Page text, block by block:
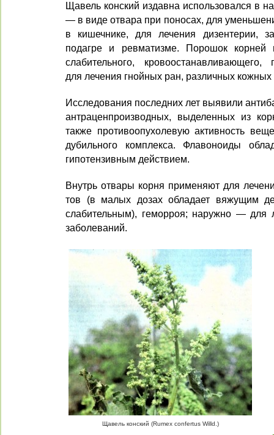
Щавель конский издавна исполь­зовался в
— в виде отвара при поносах, для
в кишечнике, для лечения дизентерии,
подагре и рев­матизме. Порошок корней
слабительного, кровооста­навливающего,
для лечения гнойных ран, различ­ных
Исследования последних лет выя­вили
антраценпроизводных, выделенных из
также противоопухолевую активность
дубильного комплекса. Флавоноиды
гипотензивным дей­ствием.
Внутрь отвары корня применяют для
тов (в малых дозах обладает вяжущим
слабитель­ным), геморроя; наружно — для
заболеваний.
Щавель конский (Rumex confertus Willd.)